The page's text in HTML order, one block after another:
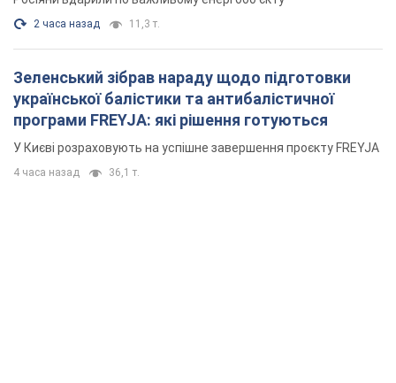
2 часа назад 11,3 т.
Зеленський зібрав нараду щодо підготовки
української балістики та антибалістичної
програми FREYJA: які рішення готуються
У Києві розраховують на успішне завершення проєкту FREYJA
4 часа назад 36,1 т.